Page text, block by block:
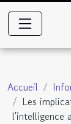
Accueil
Les
l'intelligence